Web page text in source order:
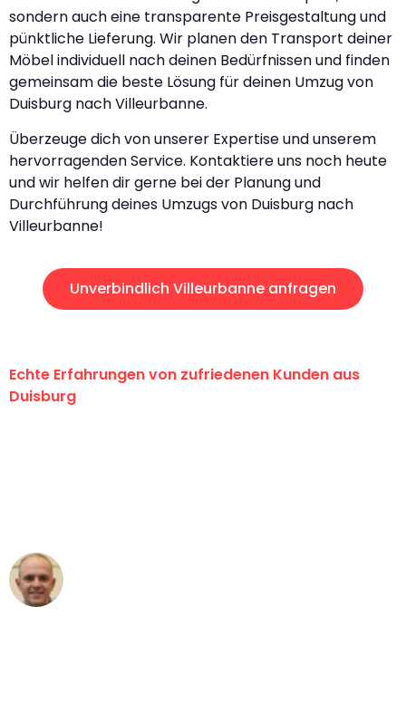
sondern auch eine transparente Preisgestaltung und
pünktliche Lieferung. Wir planen den Transport deiner
Möbel individuell nach deinen Bedürfnissen und finden
gemeinsam die beste Lösung für deinen Umzug von
Duisburg nach Villeurbanne.
Überzeuge dich von unserer Expertise und unserem
hervorragenden Service. Kontaktiere uns noch heute
und wir helfen dir gerne bei der Planung und
Durchführung deines Umzugs von Duisburg nach
Villeurbanne!
Unverbindlich Villeurbanne anfragen
Echte Erfahrungen von zufriedenen Kunden aus
Duisburg